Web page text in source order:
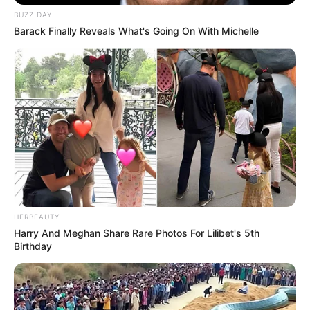
💠 Redução do tempo de viagem entre comunidades;
💠 Maior alcance das ações de prevenção;
💠 Melhores condições de trabalho para as equipes.
BUZZ DAY
Barack Finally Reveals What's Going On With Michelle
HERBEAUTY
Harry And Meghan Share Rare Photos For Lilibet's 5th
Birthday